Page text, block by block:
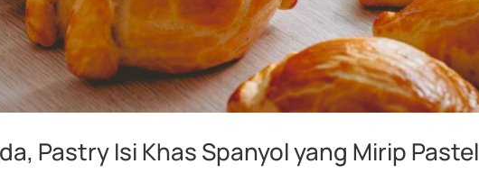
Pastry Isi Khas Spanyol yang Mirip Pastel